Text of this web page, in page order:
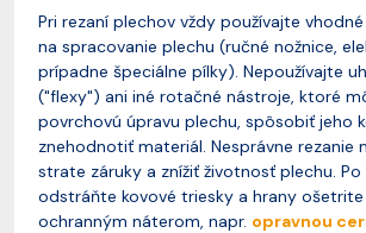
Pri rezaní plechov vždy používajte
na spracovanie plechu (ručné nožnice,
prípadne špeciálne pílky). Nepoužívajte
("flexy") ani iné rotačné nástroje, ktoré
povrchovú úpravu plechu, spôsobiť jeho
znehodnotiť materiál. Nesprávne rezanie
strate záruky a znížiť životnosť plechu. Po
odstráňte kovové triesky a hrany
ochranným náterom, napr. opravnou